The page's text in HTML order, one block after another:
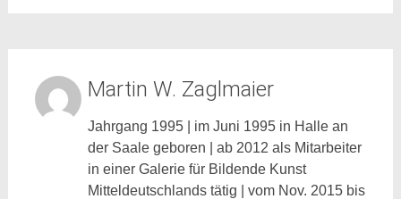
Martin W. Zaglmaier
Jahrgang 1995 | im Juni 1995 in Halle an
der Saale geboren | ab 2012 als Mitarbeiter
in einer Galerie für Bildende Kunst
Mitteldeutschlands tätig | vom Nov. 2015 bis